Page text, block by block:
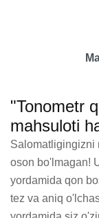
"Tonometr
mahsuloti
Salomatligingizni
oson bo'lmagan!
yordamida qon
tez va aniq